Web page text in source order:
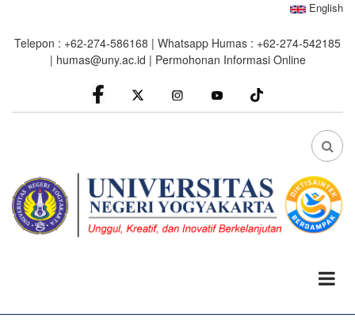
main
English
Telepon : +62-274-586168 | Whatsapp Humas : +62-274-542185
| humas@uny.ac.id | Permohonan Informasi Online
facebook
Instagram youtube
FA